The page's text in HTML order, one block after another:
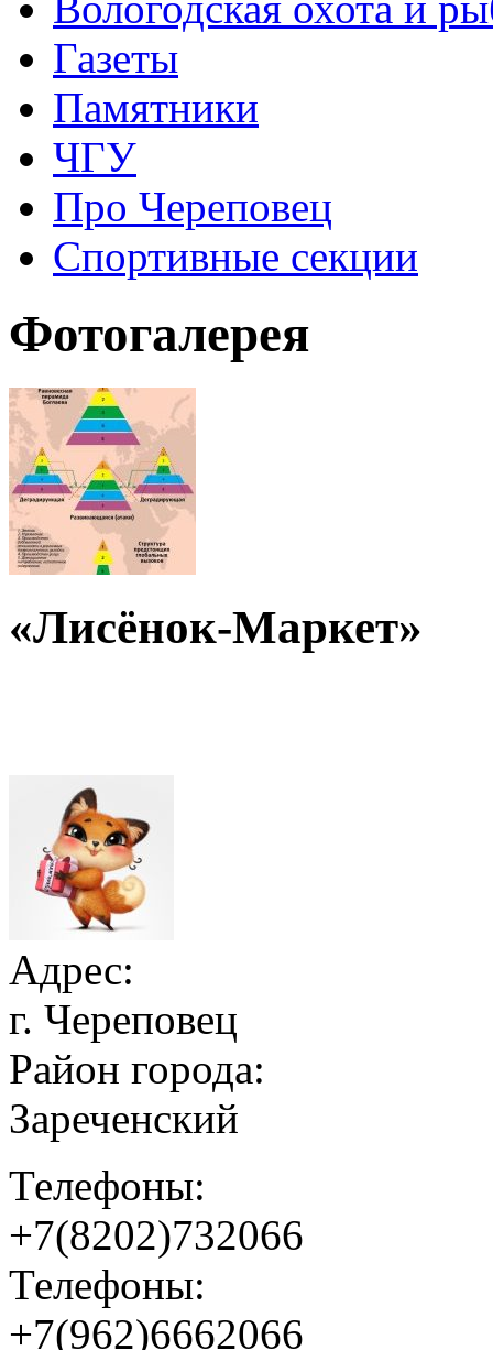
Газеты
Памятники
ЧГУ
Про Череповец
Спортивные секции
Фотогалерея
«Лисёнок-Маркет»
Адрес:
г. Череповец
Район города:
Зареченский
Телефоны:
+7(8202)732066
Телефоны:
+7(962)6662066